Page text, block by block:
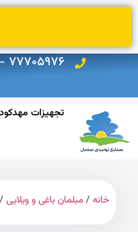
۷۷۷۰۵۹۷۶ - ۰۲۱
تجهیزات
خانه/مبلمان باغی و ویلایی/